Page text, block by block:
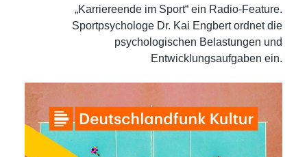
„Karriereende im Sport“ ein Radio-Feature.
Sportpsychologe Dr. Kai Engbert ordnet die
psychologischen Belastungen und
Entwicklungsaufgaben ein.